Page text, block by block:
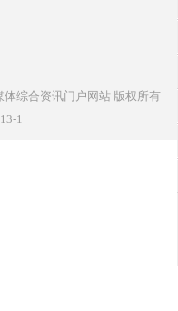
体综合资讯门户网站版权所有
1